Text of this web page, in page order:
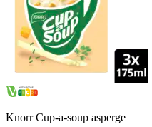
Knorr Cup-a-soup asperge